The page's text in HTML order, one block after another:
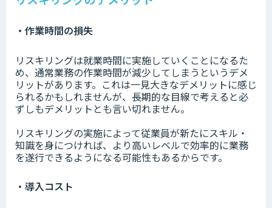
・作業時間の損失
リスキリングは就業時間に実施していくことになるた
め、通常業務の作業時間が減少してしまうというデメ
リットがあります。これは一見大きなデメリットに感じ
られるかもしれませんが、長期的な目線で考えると必
ずしもデメリットとも言い切れません。
リスキリングの実施によって従業員が新たにスキル・
知識を身につければ、より高いレベルで効率的に業務
を遂行できるようになる可能性もあるからです。
・導入コスト